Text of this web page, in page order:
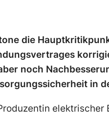
die
noch
in